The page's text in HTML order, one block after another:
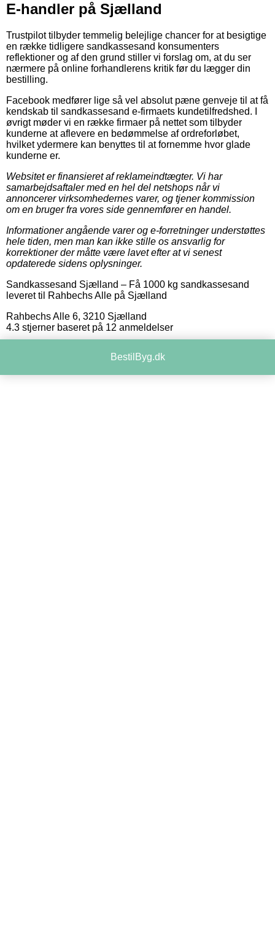
E-handler på Sjælland
Trustpilot tilbyder temmelig belejlige chancer for at besigtige
en række tidligere sandkassesand konsumenters
reflektioner og af den grund stiller vi forslag om, at du ser
nærmere på online forhandlerens kritik før du lægger din
bestilling.
Facebook medfører lige så vel absolut pæne genveje til at få
kendskab til sandkassesand e-firmaets kundetilfredshed. I
øvrigt møder vi en række firmaer på nettet som tilbyder
kunderne at aflevere en bedømmelse af ordreforløbet,
hvilket ydermere kan benyttes til at fornemme hvor glade
kunderne er.
Websitet er finansieret af reklameindtægter. Vi har
samarbejdsaftaler med en hel del netshops når vi
annoncerer virksomhedernes varer, og tjener kommission
om en bruger fra vores side gennemfører en handel.
Informationer angående varer og e-forretninger understøttes
hele tiden, men man kan ikke stille os ansvarlig for
korrektioner der måtte være lavet efter at vi senest
opdaterede sidens oplysninger.
Sandkassesand Sjælland – Få 1000 kg sandkassesand
leveret til Rahbechs Alle på Sjælland
Rahbechs Alle 6, 3210 Sjælland
4.3 stjerner baseret på 12 anmeldelser
BestilByg.dk